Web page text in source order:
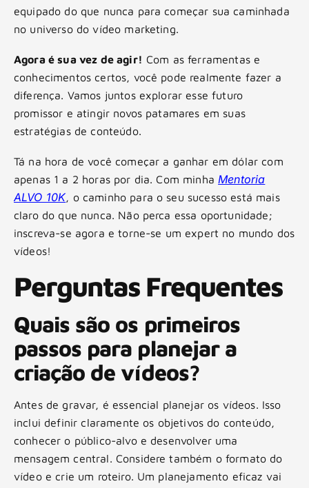
equipado do que nunca para começar sua caminhada
no universo do vídeo marketing.
Agora é sua vez de agir! Com as ferramentas e
conhecimentos certos, você pode realmente fazer a
diferença. Vamos juntos explorar esse futuro
promissor e atingir novos patamares em suas
estratégias de conteúdo.
Tá na hora de você começar a ganhar em dólar com
apenas 1 a 2 horas por dia. Com minha Mentoria
ALVO 10K, o caminho para o seu sucesso está mais
claro do que nunca. Não perca essa oportunidade;
inscreva-se agora e torne-se um expert no mundo dos
vídeos!
Perguntas Frequentes
Quais são os primeiros
passos para planejar a
criação de vídeos?
Antes de gravar, é essencial planejar os vídeos. Isso
inclui definir claramente os objetivos do conteúdo,
conhecer o público-alvo e desenvolver uma
mensagem central. Considere também o formato do
vídeo e crie um roteiro. Um planejamento eficaz vai